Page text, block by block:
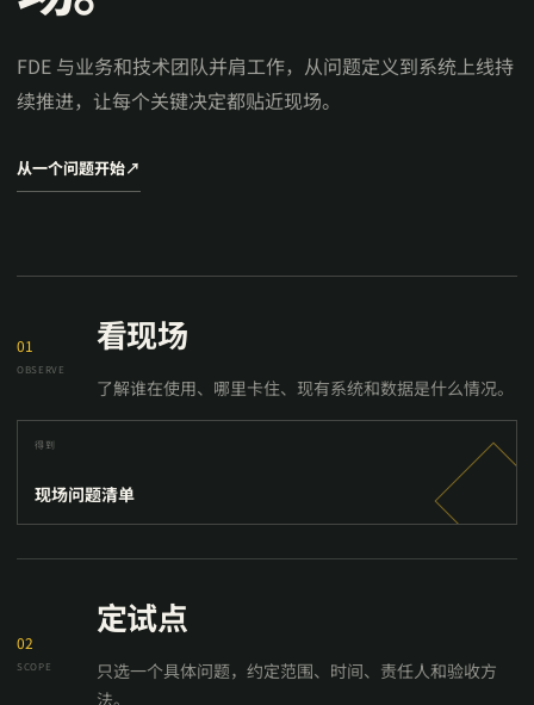
FDE 与业务和技术团队并肩工作，从问题定义到系统上线持
续推进，让每个关键决定都贴近现场。
从一个问题开始↗
01
OBSERVE
看现场
了解谁在使用、哪里卡住、现有系统和数据是什么情况。
得到
现场问题清单
02
SCOPE
定试点
只选一个具体问题，约定范围、时间、责任人和验收方
法。